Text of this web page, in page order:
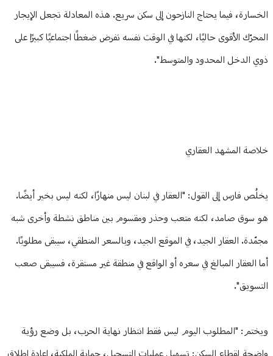
الخسارة، فيما يحتاج النازحون إلى سكن سريع. هذه المعادلة تجعل الإيجار
المحرّك الأقوى حاليًا، لكنها في الوقت نفسه تفرض ضغطًا اجتماعيًا كبيرًا على
ذوي الدخل المحدود والمتوسط".
خلاصة المشهد العقاري
يخلُص فارس إلى القول: "العقار في لبنان ليس منهارًا، لكنه ليس بخير أيضًا.
هو سوق صامد، لكنه متعب وحذر ومقسوم بين مناطق نشطة وأخرى شبه
مجمّدة. العقار الجيد، في الموقع الجيد، وبالسعر المنطقي، سيبقى مطلوبًا.
أما العقار المبالغ في سعره أو الواقع في منطقة غير مستقرة، فسيبقى صعب
التسويق".
ويختم: "المطلوب اليوم ليس فقط انتظار نهاية الحرب، بل وضع رؤية